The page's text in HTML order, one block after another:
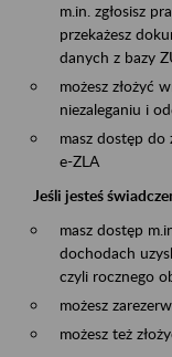
m.in. zgłosisz
przekażesz
danych z bazy
możesz złożyć
niezaleganiu i
masz dostęp
e-ZLA
Jeśli jesteś
masz dostęp
dochodach
czyli rocznego
możesz
możesz też